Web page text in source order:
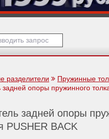
разделители
Пружинные
опоры пружинного
задней опоры
PUSHER BACK